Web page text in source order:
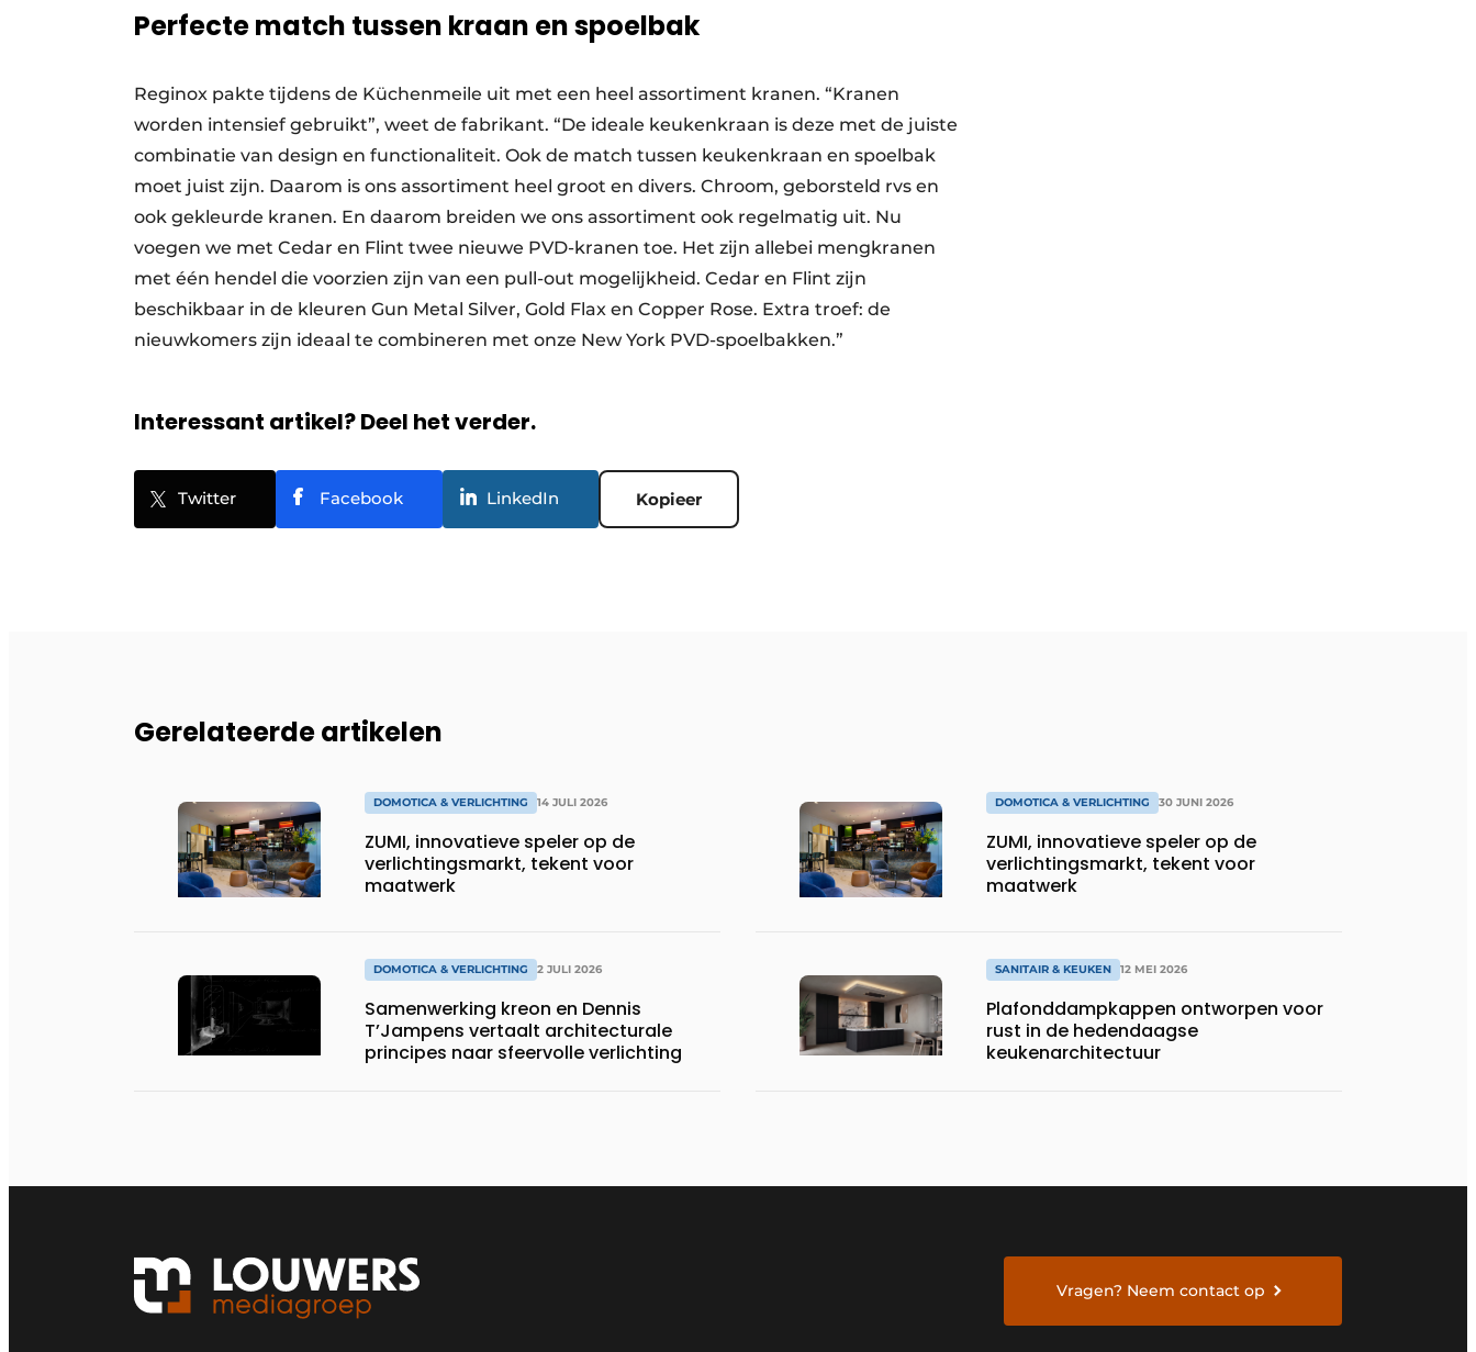
Perfecte match tussen kraan en spoelbak
Reginox pakte tijdens de Küchenmeile uit met een heel assortiment kranen. “Kranen
worden intensief gebruikt”, weet de fabrikant. “De ideale keukenkraan is deze met de juiste
combinatie van design en functionaliteit. Ook de match tussen keukenkraan en spoelbak
moet juist zijn. Daarom is ons assortiment heel groot en divers. Chroom, geborsteld rvs en
ook gekleurde kranen. En daarom breiden we ons assortiment ook regelmatig uit. Nu
voegen we met Cedar en Flint twee nieuwe PVD-kranen toe. Het zijn allebei mengkranen
met één hendel die voorzien zijn van een pull-out mogelijkheid. Cedar en Flint zijn
beschikbaar in de kleuren Gun Metal Silver, Gold Flax en Copper Rose. Extra troef: de
nieuwkomers zijn ideaal te combineren met onze New York PVD-spoelbakken.”
Interessant artikel? Deel het verder.
Twitter Facebook LinkedIn Kopieer
Gerelateerde artikelen
DOMOTICA & VERLICHTING 14 JULI 2026
ZUMI, innovatieve speler op de
verlichtingsmarkt, tekent voor
maatwerk
DOMOTICA & VERLICHTING 2 JULI 2026
Samenwerking kreon en Dennis
T’Jampens vertaalt architecturale
principes naar sfeervolle verlichting
DOMOTICA & VERLICHTING 30 JUNI 2026
ZUMI, innovatieve speler op de
verlichtingsmarkt, tekent voor
maatwerk
SANITAIR & KEUKEN 12 MEI 2026
Plafonddampkappen ontworpen voor
rust in de hedendaagse
keukenarchitectuur
Vragen? Neem contact op